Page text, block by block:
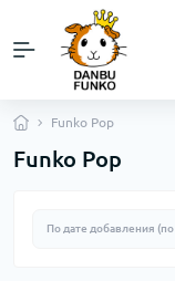
Funko Pop
Funko Pop